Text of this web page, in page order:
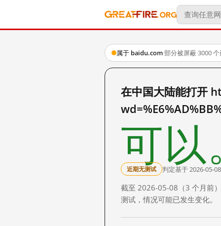
属于 baidu.com·部分被屏蔽·3000
在中国大陆能打开
可以
近期无测试 判定基于 2026-05-
截至 2026-05-08（3 个月前
测试，情况可能已发生变化。